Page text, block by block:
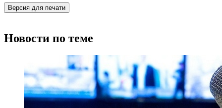
Версия для печати
Новости по теме